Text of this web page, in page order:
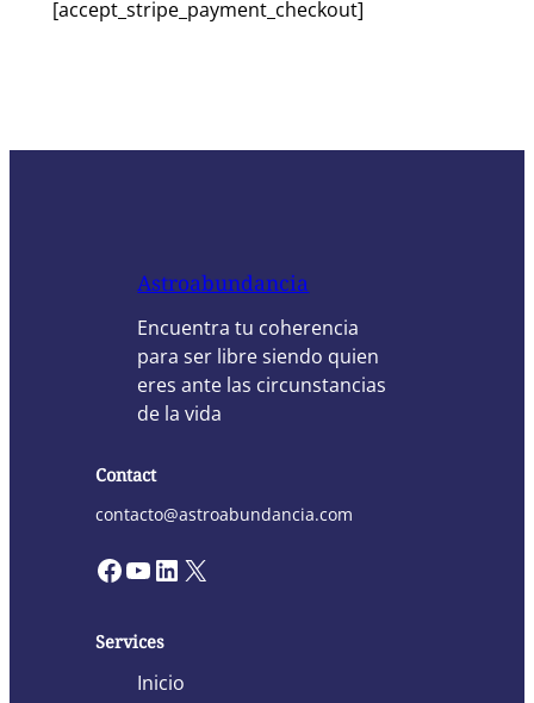
[accept_stripe_payment_checkout]
Astroabundancia
Encuentra tu coherencia
para ser libre siendo quien
eres ante las circunstancias
de la vida
Contact
contacto@astroabundancia.com
Facebook YouTube LinkedIn X
Services
Inicio